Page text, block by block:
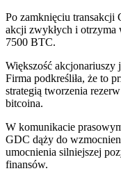
Po zamknięciu
akcji zwykłych i otrzyma
7500 BTC.
Większość akcjonariuszy
Firma podkreśliła, że to
strategią tworzenia
bitcoina.
W komunikacie
GDC dąży do
umocnienia silniejszej
finansów.